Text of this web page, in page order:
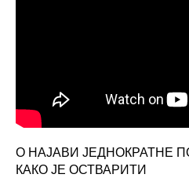
О НАЈАВИ ЈЕДНОКРАТНЕ
КАКО ЈЕ ОСТВАРИТИ